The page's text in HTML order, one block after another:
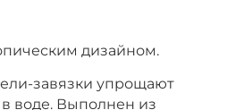
дизайном.
завязки упрощают
воде. Выполнен из